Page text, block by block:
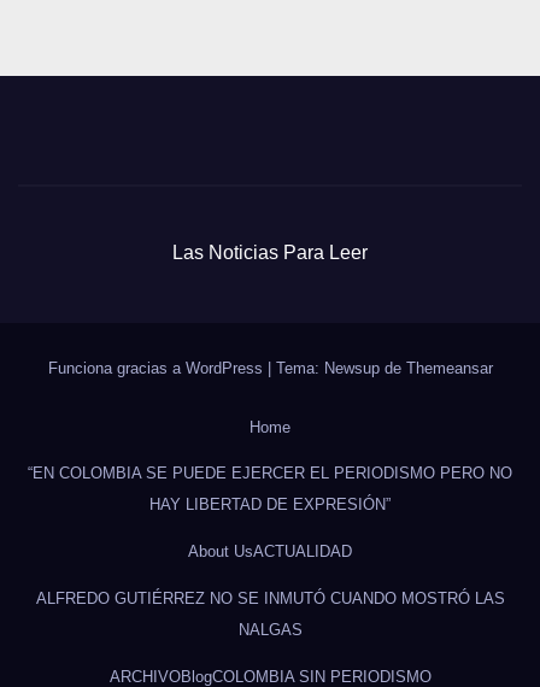
Las Noticias Para Leer
Funciona gracias a WordPress Tema: Newsup de Themeansar
Home
“EN COLOMBIA SE PUEDE EJERCER EL PERIODISMO PERO NO
HAY LIBERTAD DE EXPRESIÓN”
About UsACTUALIDAD
ALFREDO GUTIÉRREZ NO SE INMUTÓ CUANDO MOSTRÓ LAS
NALGAS
ARCHIVOBlogCOLOMBIA SIN PERIODISMO